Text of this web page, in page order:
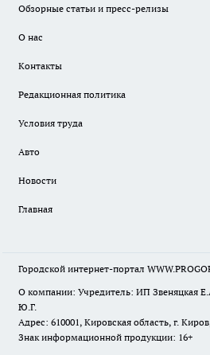
Обзорные статьи и пресс-релизы
О нас
Контакты
Редакционная политика
Условия труда
Авто
Новости
Главная
Городской интернет-портал
О компании: Учредитель: ИП Звеняцкая
Ю.Г.
Адрес: 610001, Кировская область, г.
Знак информационной продукции: 16+